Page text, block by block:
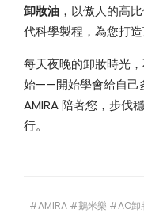
卸妝油 ，以傲人的高
代科學製程，為您打造
每天夜晚的卸妝時光
始——開始學會給自己
AMIRA 陪著您，步伐
行。
#AMIRA #鵝米樂 #AO卸